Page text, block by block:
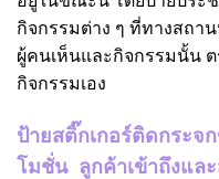
กิจกรรมต่าง ๆ ที่ทางสถา
ผู้คนเห็นและกิจกรรมนั้น ต
กิจกรรมเอง
ป้ายสติ๊กเกอร์ติดกระจ
โมชั่น ลูกค้าเข้าถึงแล